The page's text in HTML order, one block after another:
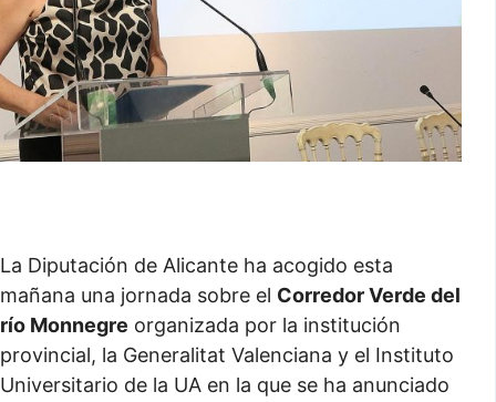
La Diputación de Alicante ha acogido esta
mañana una jornada sobre el Corredor Verde del
río Monnegre organizada por la institución
provincial, la Generalitat Valenciana y el Instituto
Universitario de la UA en la que se ha anunciado